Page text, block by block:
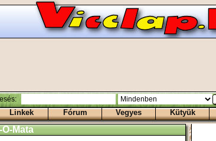
Linkek Fórum Vegyes Kütyük
Mata